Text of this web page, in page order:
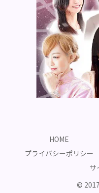
HOME
プライバシーポリシー
サ
©